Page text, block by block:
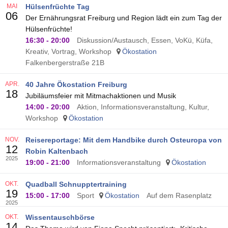
Hülsenfrüchte Tag
Der Ernährungsrat Freiburg und Region lädt ein zum Tag der
Hülsenfrüchte!
16:30 - 20:00
Diskussion/Austausch, Essen, VoKü, Küfa,
Kreativ, Vortrag, Workshop
Ökostation
Falkenbergerstraße 21B
MAI
06
40 Jahre Ökostation Freiburg
Jubiläumsfeier mit Mitmachaktionen und Musik
14:00 - 20:00
Aktion, Informationsveranstaltung, Kultur,
Workshop
Ökostation
APR.
18
Reisereportage: Mit dem Handbike durch Osteuropa von
Robin Kaltenbach
19:00 - 21:00 Informationsveranstaltung Ökostation
NOV.
12
2025
Quadball Schnupptertraining
15:00 - 17:00 Sport Ökostation Auf dem Rasenplatz
OKT.
19
2025
Wissentauschbörse
OKT.